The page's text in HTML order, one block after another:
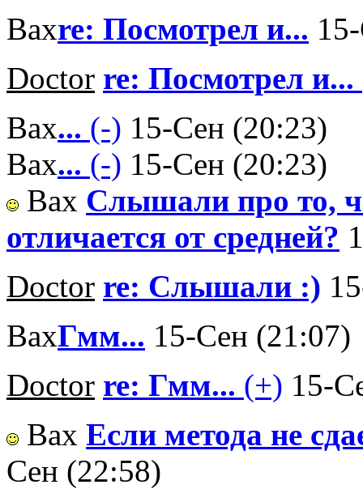
Вахre: Посмотрел и...
Doctor re: Посмотрел и...
Вах... (-) 15-Сен (20:23)
Вах... (-) 15-Сен (20:23)
Вах Слышали про то,
отличается от средней?
Doctor re: Слышали :)
ВахГмм... 15-Сен (21:07)
Doctor re: Гмм... (+) 15-
Вах Если метода не
Сен (22:58)